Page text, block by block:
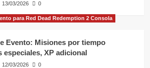
13/03/2026 0
para Red Dead Redemption 2 Consola
Evento: Misiones por tiempo
especiales, XP adicional
12/03/2026 0